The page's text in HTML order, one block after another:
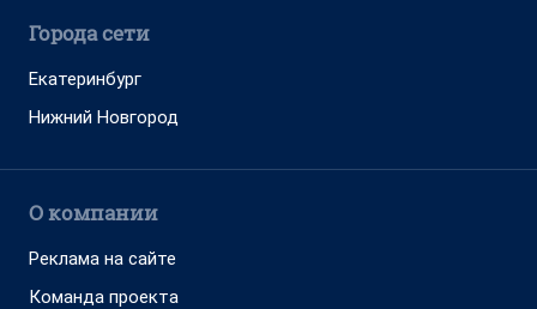
Города сети
Екатеринбург
Нижний Новгород
О компании
Реклама на сайте
Команда проекта